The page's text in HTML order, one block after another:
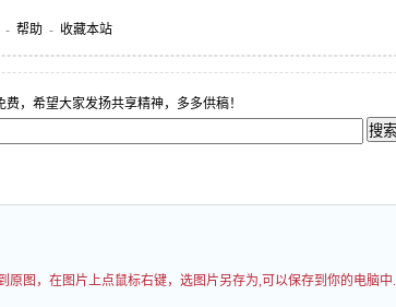
- 帮助 - 收藏本站
，希望大家发扬共享精神，多多供稿！
原图，在图片上点鼠标右键，选图片另存为,可以保存到你的电脑中.